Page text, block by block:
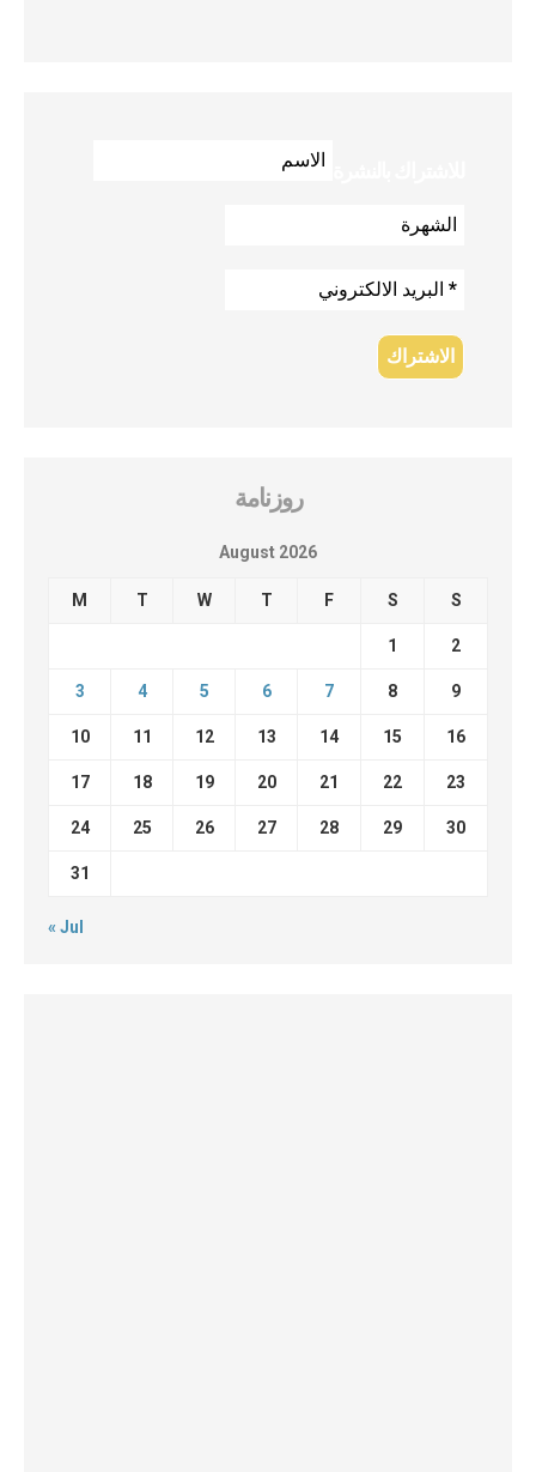
روزنامة
August 2026
M T W T F S S
1 2
3 4 5 6 7 8 9
10 11 12 13 14 15 16
17 18 19 20 21 22 23
24 25 26 27 28 29 30
31
« Jul